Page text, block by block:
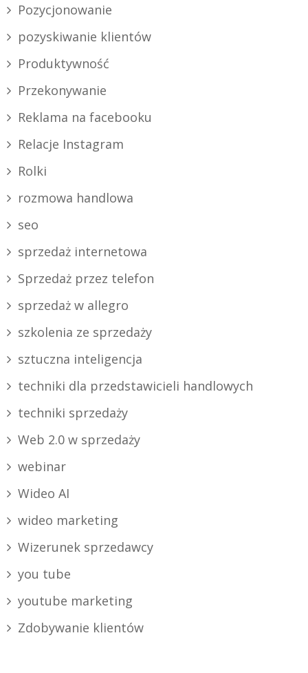
Pozycjonowanie
pozyskiwanie klientów
Produktywność
Przekonywanie
Reklama na facebooku
Relacje Instagram
Rolki
rozmowa handlowa
seo
sprzedaż internetowa
Sprzedaż przez telefon
sprzedaż w allegro
szkolenia ze sprzedaży
sztuczna inteligencja
techniki dla przedstawicieli handlowych
techniki sprzedaży
Web 2.0 w sprzedaży
webinar
Wideo AI
wideo marketing
Wizerunek sprzedawcy
you tube
youtube marketing
Zdobywanie klientów